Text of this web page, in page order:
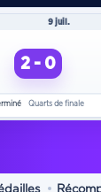
9 juil.
2 - 0
Quarts de finale